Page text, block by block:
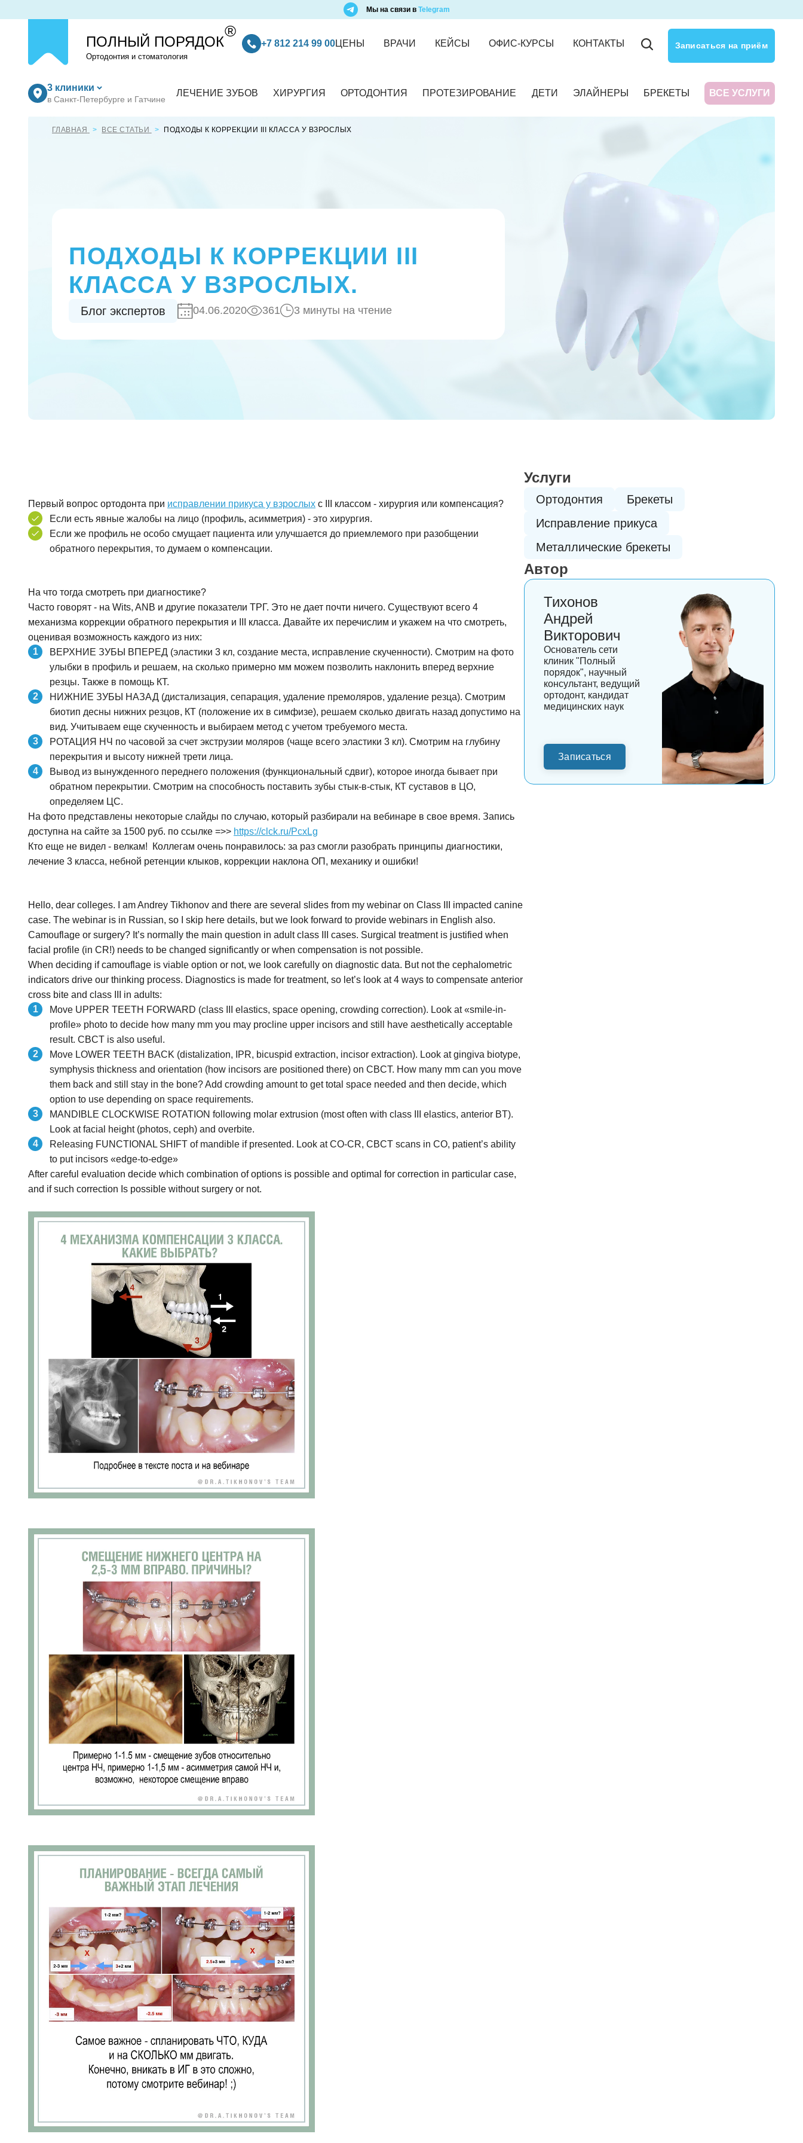
Мы на связи в Telegram
ПОЛНЫЙ ПОРЯДОК
®
Ортодонтия и стоматология
+7 812 214 99 00ЦЕНЫ ВРАЧИ КЕЙСЫ ОФИС-КУРСЫ КОНТАКТЫ Записаться на приём
3 клиники
в Санкт-Петербурге и Гатчине
ЛЕЧЕНИЕ ЗУБОВ ХИРУРГИЯ ОРТОДОНТИЯ ПРОТЕЗИРОВАНИЕ ДЕТИ ЭЛАЙНЕРЫ БРЕКЕТЫ ВСЕ УСЛУГИ
ГЛАВНАЯ ВСЕ СТАТЬИ ПОДХОДЫ К КОРРЕКЦИИ III КЛАССА У ВЗРОСЛЫХ
ПОДХОДЫ К КОРРЕКЦИИ III
КЛАССА У ВЗРОСЛЫХ.
Блог экспертов 04.06.2020 361 3 минуты на чтение
Первый вопрос ортодонта при исправлении прикуса у взрослых с III классом - хирургия или компенсация?
Если есть явные жалобы на лицо (профиль, асимметрия) - это хирургия.
Если же профиль не особо смущает пациента или улучшается до приемлемого при разобщении
обратного перекрытия, то думаем о компенсации.
На что тогда смотреть при диагностике?
Часто говорят - на Wits, ANB и другие показатели ТРГ. Это не дает почти ничего. Существуют всего 4
механизма коррекции обратного перекрытия и III класса. Давайте их перечислим и укажем на что смотреть,
оценивая возможность каждого из них:
ВЕРХНИЕ ЗУБЫ ВПЕРЕД (эластики 3 кл, создание места, исправление скученности). Смотрим на фото
улыбки в профиль и решаем, на сколько примерно мм можем позволить наклонить вперед верхние
резцы. Также в помощь КТ.
НИЖНИЕ ЗУБЫ НАЗАД (дистализация, сепарация, удаление премоляров, удаление резца). Смотрим
биотип десны нижних резцов, КТ (положение их в симфизе), решаем сколько двигать назад допустимо на
вид. Учитываем еще скученность и выбираем метод с учетом требуемого места.
РОТАЦИЯ НЧ по часовой за счет экструзии моляров (чаще всего эластики 3 кл). Смотрим на глубину
перекрытия и высоту нижней трети лица.
Вывод из вынужденного переднего положения (функциональный сдвиг), которое иногда бывает при
обратном перекрытии. Смотрим на способность поставить зубы стык-в-стык, КТ суставов в ЦО,
определяем ЦС.
На фото представлены некоторые слайды по случаю, который разбирали на вебинаре в свое время. Запись
доступна на сайте за 1500 руб. по ссылке =>> https://clck.ru/PcxLg
Кто еще не видел - велкам! Коллегам очень понравилось: за раз смогли разобрать принципы диагностики,
лечение 3 класса, небной ретенции клыков, коррекции наклона ОП, механику и ошибки!
Hello, dear colleges. I am Andrey Tikhonov and there are several slides from my webinar on Class III impacted canine
case. The webinar is in Russian, so I skip here details, but we look forward to provide webinars in English also.
Camouflage or surgery? It’s normally the main question in adult class III cases. Surgical treatment is justified when
facial profile (in CR!) needs to be changed significantly or when compensation is not possible.
When deciding if camouflage is viable option or not, we look carefully on diagnostic data. But not the cephalometric
indicators drive our thinking process. Diagnostics is made for treatment, so let’s look at 4 ways to compensate anterior
cross bite and class III in adults:
Move UPPER TEETH FORWARD (class III elastics, space opening, crowding correction). Look at «smile-in-
profile» photo to decide how many mm you may procline upper incisors and still have aesthetically acceptable
result. CBCT is also useful.
Move LOWER TEETH BACK (distalization, IPR, bicuspid extraction, incisor extraction). Look at gingiva biotype,
symphysis thickness and orientation (how incisors are positioned there) on CBCT. How many mm can you move
them back and still stay in the bone? Add crowding amount to get total space needed and then decide, which
option to use depending on space requirements.
MANDIBLE CLOCKWISE ROTATION following molar extrusion (most often with class III elastics, anterior BT).
Look at facial height (photos, ceph) and overbite.
Releasing FUNCTIONAL SHIFT of mandible if presented. Look at CO-CR, CBCT scans in CO, patient’s ability
to put incisors «edge-to-edge»
After careful evaluation decide which combination of options is possible and optimal for correction in particular case,
and if such correction Is possible without surgery or not.
Услуги
Ортодонтия
Брекеты
Исправление прикуса
Металлические брекеты
Автор
Тихонов
Андрей
Викторович
Основатель сети
клиник "Полный
порядок", научный
консультант, ведущий
ортодонт, кандидат
медицинских наук
Записаться